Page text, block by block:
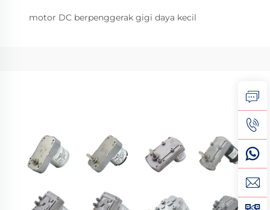
motor DC berpenggerak gigi daya kecil